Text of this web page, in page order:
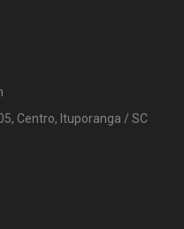
Centro, Ituporanga / SC